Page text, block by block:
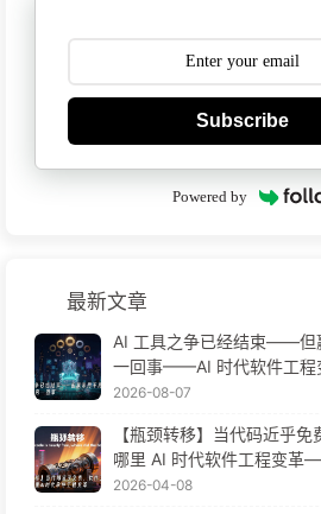
Subscribe
Powered by
最新文章
AI 工具之争已经结束——但
一回事——AI 时代软件工程
2026-08-07
【瓶颈转移】当代码近乎
哪里 AI 时代软件工程变革
2026-04-08